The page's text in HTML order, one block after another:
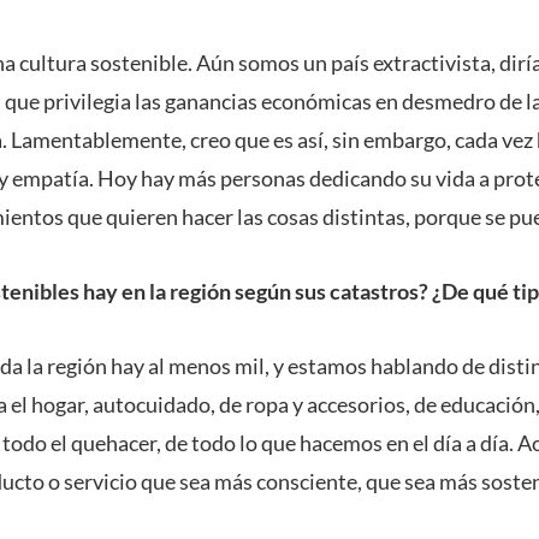
cultura sostenible. Aún somos un país extractivista,
privilegia las ganancias económicas en desmedro de
creo que es así, sin embargo, cada vez
empatía. Hoy hay más personas dedicando su vida a
que quieren hacer las cosas distintas, porque se
hay en la región según sus catastros? ¿De qué
la región hay al menos mil, y estamos hablando de
el hogar, autocuidado, de ropa y accesorios, de
el quehacer, de todo lo que hacemos en el día a día.
o servicio que sea más consciente, que sea más